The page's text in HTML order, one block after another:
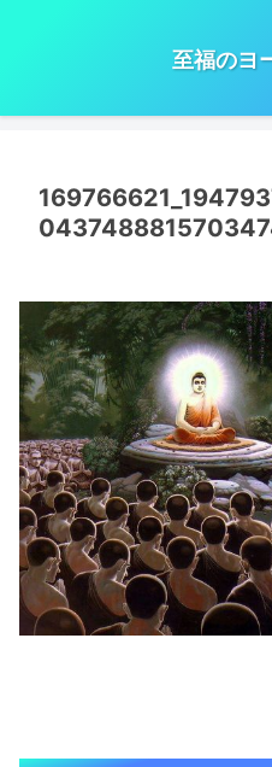
至福のヨ